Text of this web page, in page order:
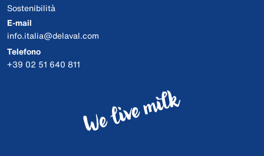
Sostenibilità
E-mail
info.italia@delaval.com
Telefono
+39 02 51 640 811